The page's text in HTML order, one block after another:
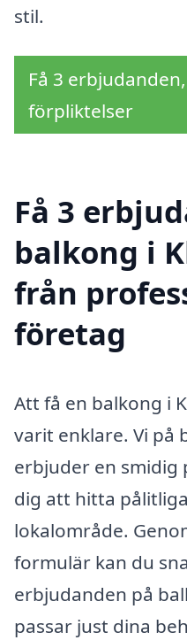
stil.
Få 3
förpliktelser
Få 3
balkong i
från
företag
Att få en balkong i
varit enklare. Vi på
erbjuder en
dig att hitta
lokalområde.
formulär kan du
erbjudanden på
passar just dina